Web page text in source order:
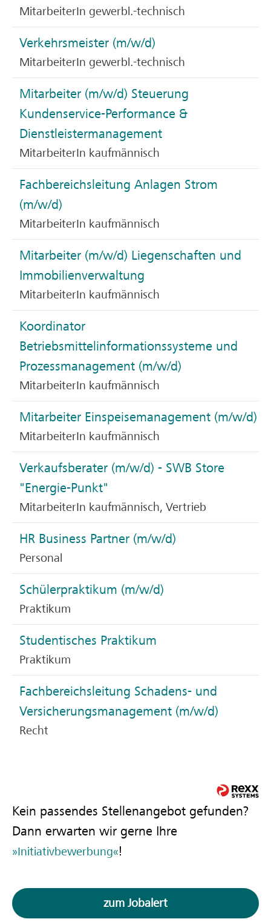
MitarbeiterIn gewerbl.-technisch
Verkehrsmeister (m/w/d)
MitarbeiterIn gewerbl.-technisch
Mitarbeiter (m/w/d) Steuerung
Kundenservice-Performance &
Dienstleistermanagement
MitarbeiterIn kaufmännisch
Fachbereichsleitung Anlagen Strom
(m/w/d)
MitarbeiterIn kaufmännisch
Mitarbeiter (m/w/d) Liegenschaften und
Immobilienverwaltung
MitarbeiterIn kaufmännisch
Koordinator
Betriebsmittelinformationssysteme und
Prozessmanagement (m/w/d)
MitarbeiterIn kaufmännisch
Mitarbeiter Einspeisemanagement (m/w/d)
MitarbeiterIn kaufmännisch
Verkaufsberater (m/w/d) - SWB Store
"Energie-Punkt"
MitarbeiterIn kaufmännisch, Vertrieb
HR Business Partner (m/w/d)
Personal
Schülerpraktikum (m/w/d)
Praktikum
Studentisches Praktikum
Praktikum
Fachbereichsleitung Schadens- und
Versicherungsmanagement (m/w/d)
Recht
Kein passendes Stellenangebot gefunden?
Dann erwarten wir gerne Ihre
Initiativbewerbung !
zum Jobalert